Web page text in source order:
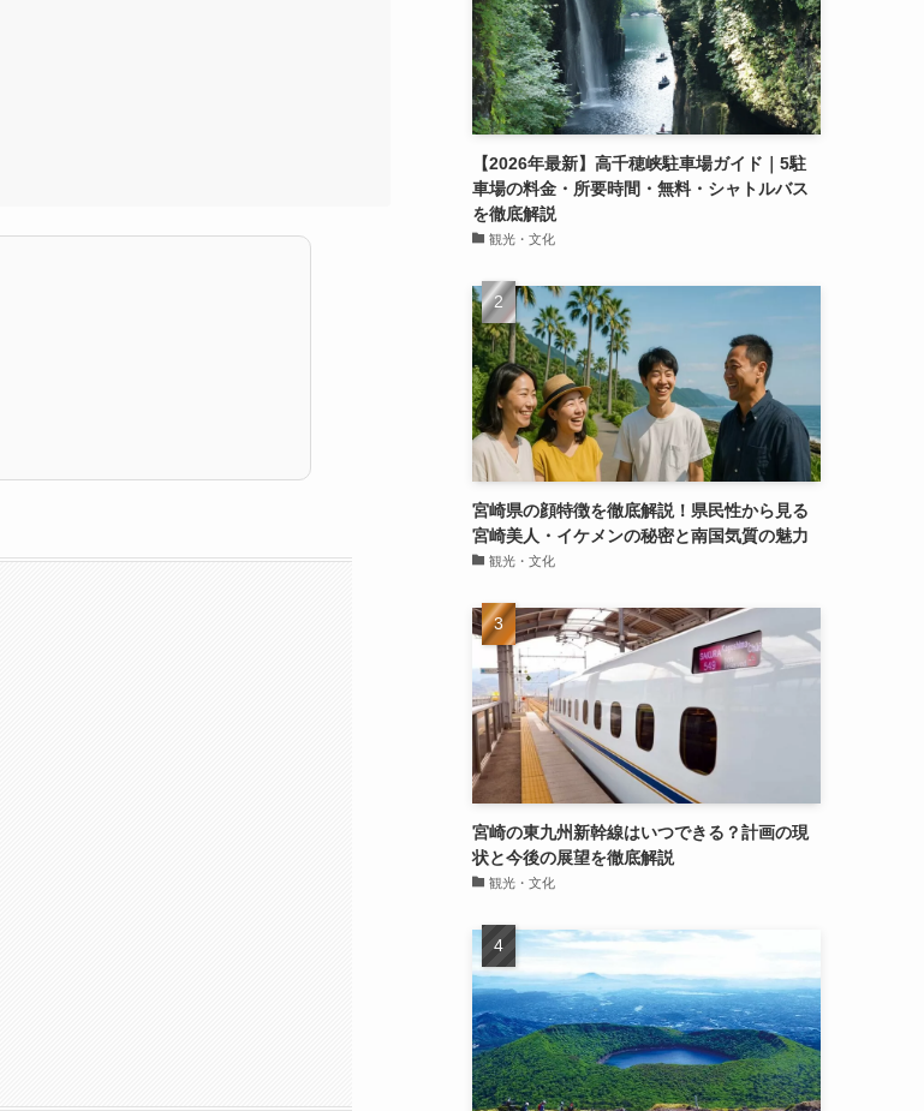
【2026年最新】高千穂峡駐車場ガイド｜5駐
車場の料金・所要時間・無料・シャトルバス
を徹底解説
観光・文化
宮崎県の顔特徴を徹底解説！県民性から見る
宮崎美人・イケメンの秘密と南国気質の魅力
観光・文化
宮崎の東九州新幹線はいつできる？計画の現
状と今後の展望を徹底解説
観光・文化